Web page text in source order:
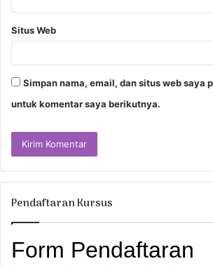
Situs Web
Simpan nama, email, dan situs web saya
untuk komentar saya berikutnya.
Pendaftaran Kursus